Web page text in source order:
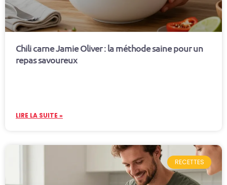
Chili carne Jamie Oliver : la méthode saine pour un
repas savoureux
LIRE LA SUITE »
RECETTES